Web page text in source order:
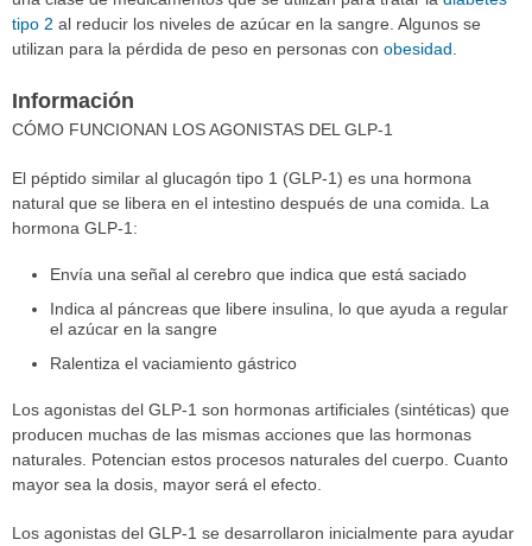
tipo 2 al reducir los niveles de azúcar en la sangre. Algunos se
utilizan para la pérdida de peso en personas con obesidad
Información
CÓMO FUNCIONAN LOS AGONISTAS DEL GLP-1
El péptido similar al glucagón tipo 1 (GLP-1) es una hormona
natural que se libera en el intestino después de una comida. La
hormona GLP-1:
Envía una señal al cerebro que indica que está saciado
Indica al páncreas que libere insulina, lo que ayuda a regular
el azúcar en la sangre
Ralentiza el vaciamiento gástrico
Los agonistas del GLP-1 son hormonas artificiales (sintéticas) que
producen muchas de las mismas acciones que las hormonas
naturales. Potencian estos procesos naturales del cuerpo. Cuanto
mayor sea la dosis, mayor será el efecto.
Los agonistas del GLP-1 se desarrollaron inicialmente para ayudar